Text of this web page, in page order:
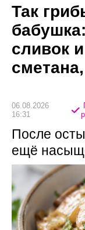
Так
сливок
06.08.2026
16:31
После
ещё